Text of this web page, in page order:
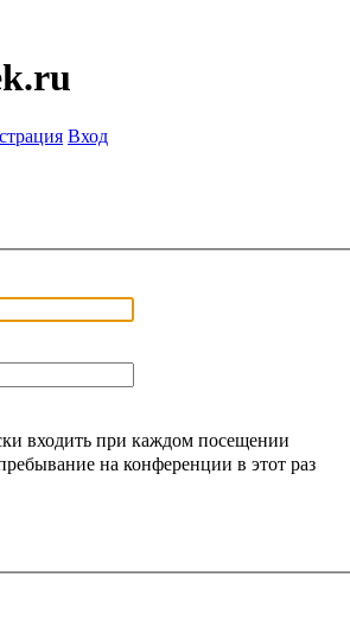
Вход
входить при каждом посещении
на конференции в этот раз